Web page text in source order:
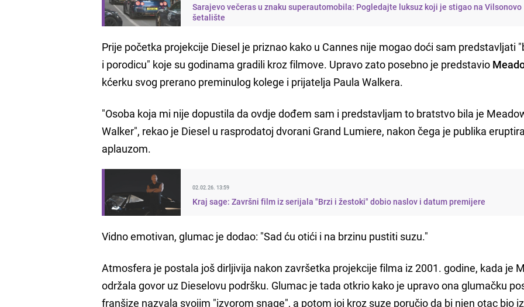
Sarajevo večeras u znaku superautomobila: Pogledajte luksuz koji je stigao na Vilsonovo
šetalište
Prije početka projekcije Diesel je priznao kako u Cannes nije mogao doći sam predstavljati
i porodicu" koje su godinama gradili kroz filmove. Upravo zato posebno je predstavio
kćerku svog prerano preminulog kolege i prijatelja Paula Walkera.
"Osoba koja mi nije dopustila da ovdje dođem sam i predstavljam to bratstvo bila je
Walker", rekao je Diesel u rasprodatoj dvorani Grand Lumiere, nakon čega je publika
aplauzom.
02.02.26. 13:59
Kraj sage: Završni film iz serijala "Brzi i žestoki" dobio naslov i datum premijere
Vidno emotivan, glumac je dodao: "Sad ću otići i na brzinu pustiti suzu."
Atmosfera je postala još dirljivija nakon završetka projekcije filma iz 2001. godine, kada je
održala govor uz Dieselovu podršku. Glumac je tada otkrio kako je upravo ona glumačku
franšize nazvala svojim "izvorom snage", a potom joj kroz suze poručio da bi njen otac bio